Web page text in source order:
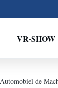
VR-SHOW
Automobiel de